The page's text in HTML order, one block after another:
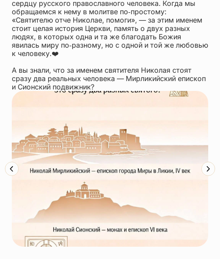
сердцу русского православного человека. Когда мы
обращаемся к нему в молитве по‑простому:
«Святителю отче Николае, помоги», — за этим именем
стоит целая история Церкви, память о двух разных
людях, в которых одна и та же благодать Божия
явилась миру по‑разному, но с одной и той же любовью
к человеку.❤️
А вы знали, что за именем святителя Николая стоят
сразу два реальных человека — Мирликийский епископ
и Сионский подвижник?